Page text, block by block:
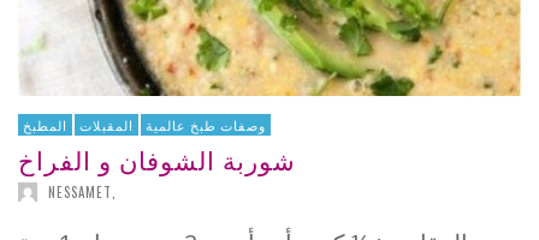
المطبخ المقبلات وصفات طبخ عالمية
شوربة الشوفان و الفراخ
NESSAMET